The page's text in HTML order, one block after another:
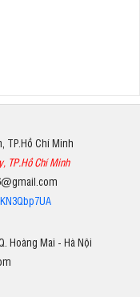
TP.Hồ Chí Minh
TP.Hồ Chí Minh
Hoàng Mai - Hà Nội